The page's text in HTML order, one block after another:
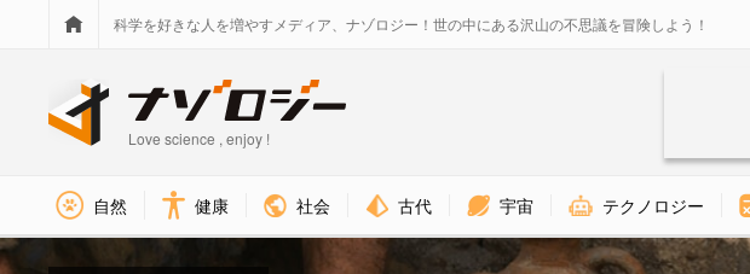
科学を好きな人を増やすメディア、ナゾロジー！世の中にある沢山の不思議を冒険しよう！
Love science , enjoy !
自然 健康 社会 古代 宇宙 テクノロジー